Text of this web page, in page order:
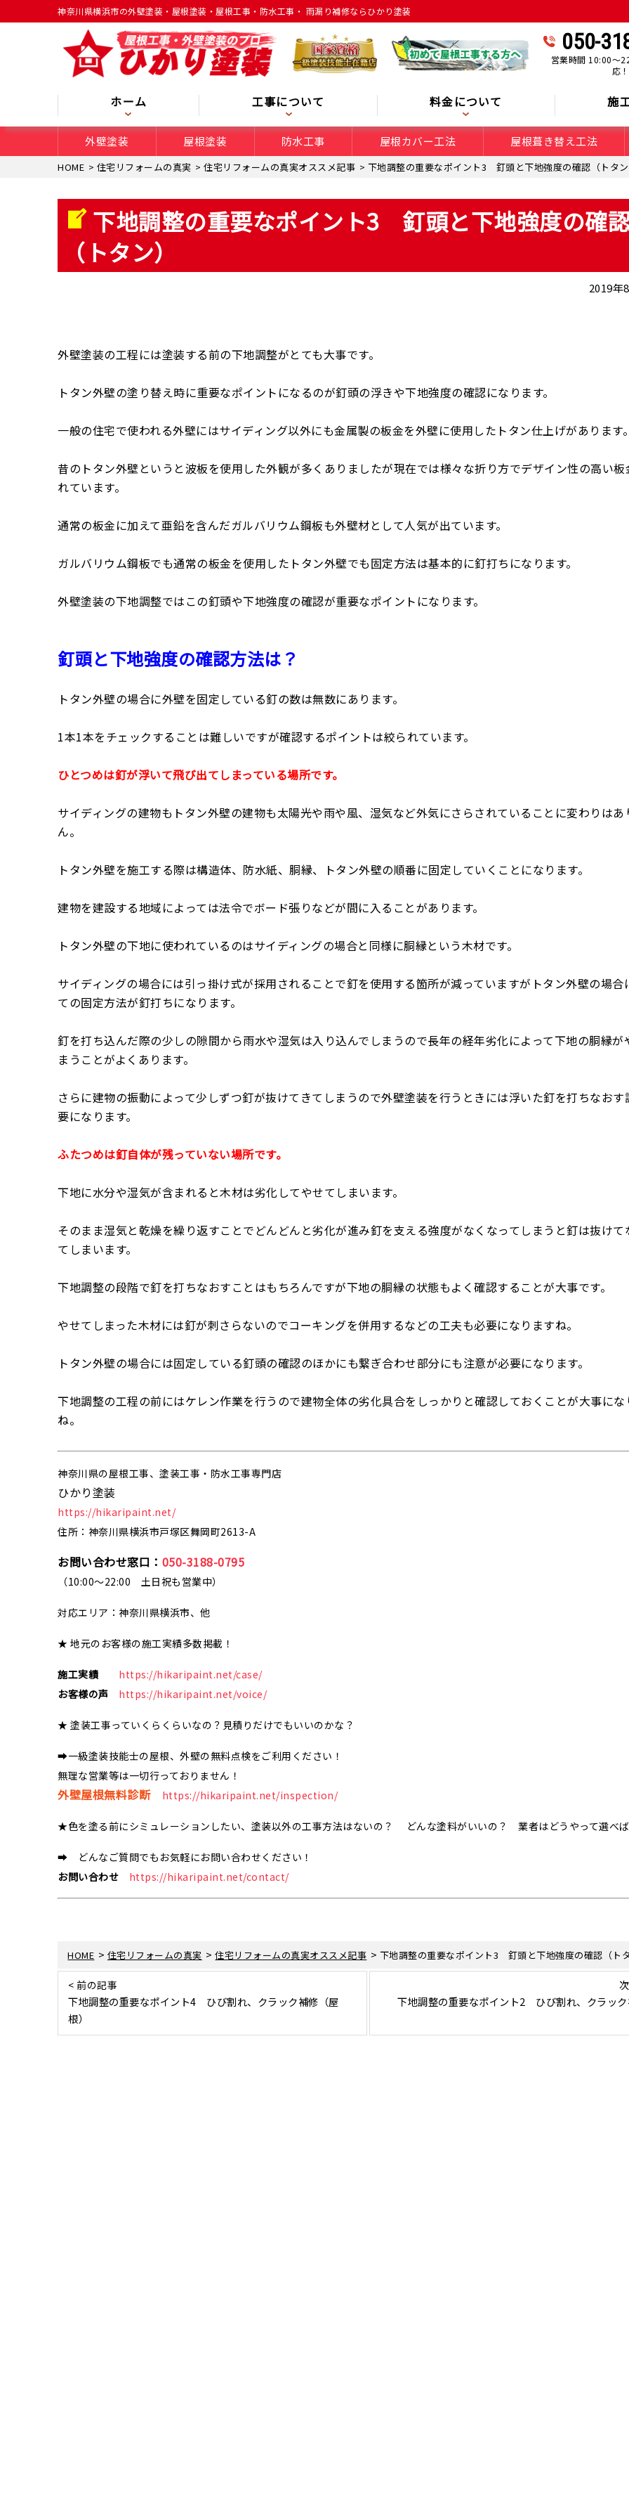
神奈川県横浜市の外壁塗装・屋根塗装・屋根工事・防水工事・ ⾬漏り補修ならひかり塗装
050-
営業時間 10:00～
応！
ホーム 工事について 料金について 施
外壁塗装 屋根塗装 防水工事 屋根カバー工法 屋根葺き替え工法
HOME > 住宅リフォームの真実 > 住宅リフォームの真実オススメ記事 > 下地調整の重要なポイント3 釘頭と下地強度の確認（トタ
下地調整の重要なポイント3 釘頭と下地強度の確
（トタン）
2019年
外壁塗装の工程には塗装する前の下地調整がとても大事です。
トタン外壁の塗り替え時に重要なポイントになるのが釘頭の浮きや下地強度の確認になります。
一般の住宅で使われる外壁にはサイディング以外にも金属製の板金を外壁に使用したトタン仕上げがあります
昔のトタン外壁というと波板を使用した外観が多くありましたが現在では様々な折り方でデザイン性の高い板
れています。
通常の板金に加えて亜鉛を含んだガルバリウム鋼板も外壁材として人気が出ています。
ガルバリウム鋼板でも通常の板金を使用したトタン外壁でも固定方法は基本的に釘打ちになります。
外壁塗装の下地調整ではこの釘頭や下地強度の確認が重要なポイントになります。
釘頭と下地強度の確認方法は？
トタン外壁の場合に外壁を固定している釘の数は無数にあります。
1本1本をチェックすることは難しいですが確認するポイントは絞られています。
ひとつめは釘が浮いて飛び出てしまっている場所です。
サイディングの建物もトタン外壁の建物も太陽光や雨や風、湿気など外気にさらされていることに変わりはあ
ん。
トタン外壁を施工する際は構造体、防水紙、胴縁、トタン外壁の順番に固定していくことになります。
建物を建設する地域によっては法令でボード張りなどが間に入ることがあります。
トタン外壁の下地に使われているのはサイディングの場合と同様に胴縁という木材です。
サイディングの場合には引っ掛け式が採用されることで釘を使用する箇所が減っていますがトタン外壁の場合
ての固定方法が釘打ちになります。
釘を打ち込んだ際の少しの隙間から雨水や湿気は入り込んでしまうので長年の経年劣化によって下地の胴縁が
まうことがよくあります。
さらに建物の振動によって少しずつ釘が抜けてきてしまうので外壁塗装を行うときには浮いた釘を打ちなおす
要になります。
ふたつめは釘自体が残っていない場所です。
下地に水分や湿気が含まれると木材は劣化してやせてしまいます。
そのまま湿気と乾燥を繰り返すことでどんどんと劣化が進み釘を支える強度がなくなってしまうと釘は抜けて
てしまいます。
下地調整の段階で釘を打ちなおすことはもちろんですが下地の胴縁の状態もよく確認することが大事です。
やせてしまった木材には釘が刺さらないのでコーキングを併用するなどの工夫も必要になりますね。
トタン外壁の場合には固定している釘頭の確認のほかにも繋ぎ合わせ部分にも注意が必要になります。
下地調整の工程の前にはケレン作業を行うので建物全体の劣化具合をしっかりと確認しておくことが大事にな
ね。
神奈川県の屋根工事、塗装工事・防水工事専門店
ひかり塗装
https://hikaripaint.net/
住所：神奈川県横浜市戸塚区舞岡町2613-A
お問い合わせ窓口： 050-3188-0795
（10:00～22:00 土日祝も営業中）
対応エリア：神奈川県横浜市、他
★ 地元のお客様の施工実績多数掲載！
施工実績
https://hikaripaint.net/case/
お客様の声
https://hikaripaint.net/voice/
★ 塗装工事っていくらくらいなの？見積りだけでもいいのかな？
➡一級塗装技能士の屋根、外壁の無料点検をご利用ください！
無理な営業等は一切行っておりません！
外壁屋根無料診断 https://hikaripaint.net/inspection/
★色を塗る前にシミュレーションしたい、塗装以外の工事方法はないの？ どんな塗料がいいの？ 業者はどうやって選べ
➡ どんなご質問でもお気軽にお問い合わせください！
お問い合わせ
https://hikaripaint.net/contact/
HOME > 住宅リフォームの真実 >住宅リフォームの真実オススメ記事 > 下地調整の重要なポイント3 釘頭と下地強度の確認（ト
< 前の記事
下地調整の重要なポイント4 ひび割れ、クラック補修（屋
根）
下地調整の重要なポイント2 ひび割れ、クラッ